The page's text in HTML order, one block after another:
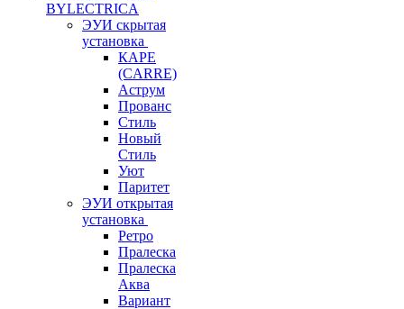
BYLECTRICA
ЭУИ скрытая
установка
КАРЕ
(CARRE)
Аструм
Прованс
Стиль
Новый
Стиль
Уют
Паритет
ЭУИ открытая
установка
Ретро
Пралеска
Пралеска
Аква
Вариант